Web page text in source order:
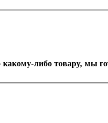
какому-либо товару, мы